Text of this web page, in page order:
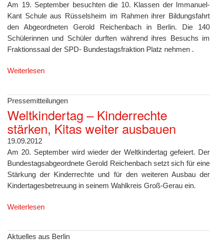
Am 19. September besuchten die 10. Klassen der Immanuel-
Kant Schule aus Rüsselsheim im Rahmen ihrer Bildungsfahrt
den Abgeordneten Gerold Reichenbach in Berlin. Die 140
Schülerinnen und Schüler durften während ihres Besuchs im
Fraktionssaal der SPD- Bundestagsfraktion Platz nehmen .
Weiterlesen
Pressemitteilungen
Weltkindertag – Kinderrechte
stärken, Kitas weiter ausbauen
19.09.2012
Am 20. September wird wieder der Weltkindertag gefeiert. Der
Bundestagsabgeordnete Gerold Reichenbach setzt sich für eine
Stärkung der Kinderrechte und für den weiteren Ausbau der
Kindertagesbetreuung in seinem Wahlkreis Groß-Gerau ein.
Weiterlesen
Aktuelles aus Berlin